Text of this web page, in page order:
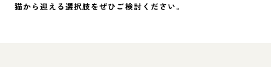
猫から迎える選択肢をぜひご検討ください。